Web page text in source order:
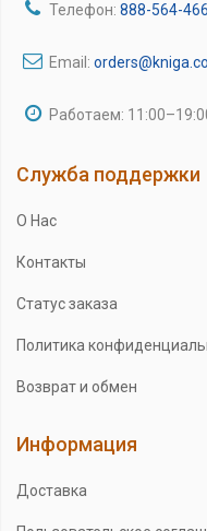
Телефон: 888-564-
Email:
Работаем:
Служба поддержки
О Нас
Контакты
Статус заказа
Политика
Возврат и обмен
Информация
Доставка